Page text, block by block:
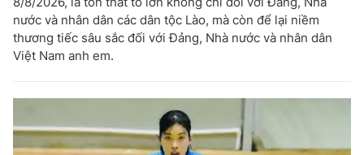
nước và nhân dân các dân tộc Lào, mà còn để lại niềm
thương tiếc sâu sắc đối với Đảng, Nhà nước và nhân dân
Việt Nam anh em.